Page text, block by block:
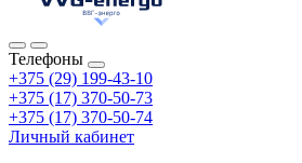
Телефоны
+375 (29) 199-43-10
+375 (17) 370-50-73
+375 (17) 370-50-74
Личный кабинет